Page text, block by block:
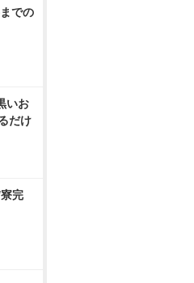
での
いお
だけ
完